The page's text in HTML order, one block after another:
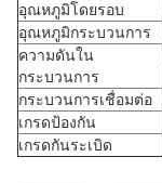
อุณหภูมิโดยรอบ
อุณหภูมิกระบวนการ
ความดันใน
กระบวนการ
กระบวนการเชื่อมต่อ
เกรดป้องกัน
เกรดกันระเบิด